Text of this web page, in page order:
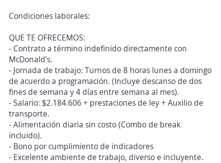
Condiciones laborales:
QUE TE OFRECEMOS:
- Contrato a término indefinido directamente con
McDonald’s.
- Jornada de trabajo: Turnos de 8 horas lunes a domingo
de acuerdo a programación. (Incluye descanso de dos
fines de semana y 4 días entre semana al mes).
- Salario: $2.184.606 + prestaciones de ley + Auxilio de
transporte.
- Alimentación diaria sin costo (Combo de break
incluido).
- Bono por cumplimiento de indicadores
- Excelente ambiente de trabajo, diverso e incluyente.